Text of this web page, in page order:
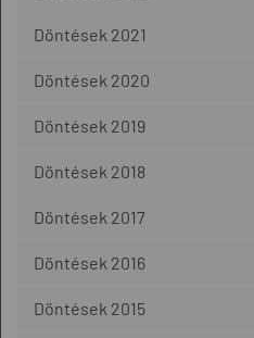
Döntések 2021
Döntések 2020
Döntések 2019
Döntések 2018
Döntések 2017
Döntések 2016
Döntések 2015